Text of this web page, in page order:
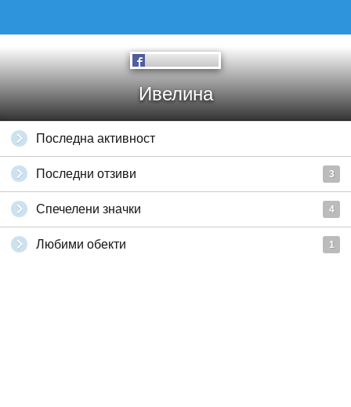
Ивелина
Последна активност
Последни отзиви 3
Спечелени значки 4
Любими обекти 1